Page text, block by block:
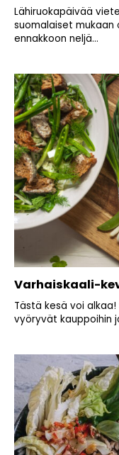
Lähiruokapäivää
suomalaiset mukaan
ennakkoon neljä...
Varhaiskaali-
Tästä kesä voi
vyöryvät kauppoihin